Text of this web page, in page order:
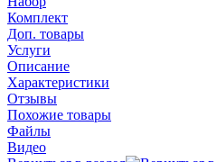
Комплект
Доп. товары
Услуги
Описание
Характеристики
Отзывы
Похожие товары
Файлы
Видео